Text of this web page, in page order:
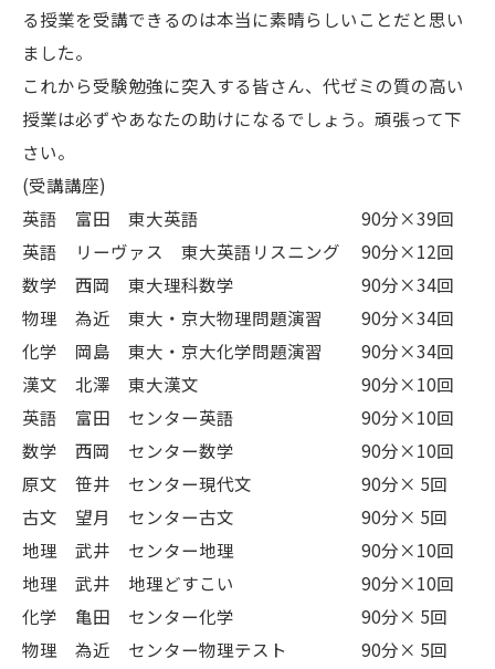
る授業を受講できるのは本当に素晴らしいことだと思い
ました。
これから受験勉強に突入する皆さん、代ゼミの質の高い
授業は必ずやあなたの助けになるでしょう。頑張って下
さい。
(受講講座)
英語 富田 東大英語 90分×39回
英語 リーヴァス 東大英語リスニング 90分×12回
数学 西岡 東大理科数学 90分×34回
物理 為近 東大・京大物理問題演習 90分×34回
化学 岡島 東大・京大化学問題演習 90分×34回
漢文 北澤 東大漢文 90分×10回
英語 富田 センター英語 90分×10回
数学 西岡 センター数学 90分×10回
原文 笹井 センター現代文 90分× 5回
古文 望月 センター古文 90分× 5回
地理 武井 センター地理 90分×10回
地理 武井 地理どすこい 90分×10回
化学 亀田 センター化学 90分× 5回
物理 為近 センター物理テスト 90分× 5回